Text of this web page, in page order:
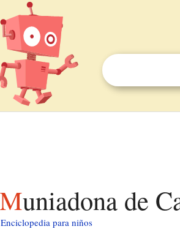
Muniadona de
Enciclopedia para niños